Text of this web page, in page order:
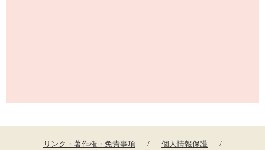
リンク・著作権・免責事項
個人情報保護